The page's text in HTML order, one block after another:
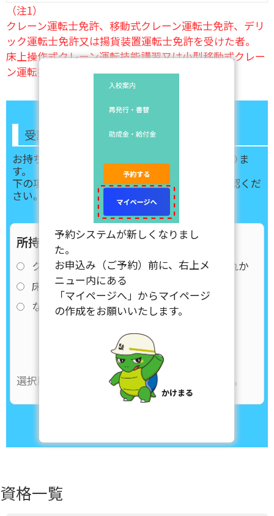
（注1）
クレーン運転士免許、移動式クレーン運転士免許、デリ
ック運転士免許又は揚貨装置運転士免許を受けた者。
床上操作式クレーン運転技能講習又は小型移動式クレー
ン運転技能講習を修了した者。
受講できるコースを確認する
お持ちの免許によって受けられるコースが変わりま
す。
下の項目を選び、あなたに合ったコースをご確認くだ
さい。
所持免許・資格について
クレーン・移動式クレーン運転免許のいずれか
床上操作式クレーン技能講習
なし
選択肢を選んで「確認する」を押してください。
資格一覧
予約システムが新しくなりまし
た。
お申込み（ご予約）前に、右上メ
ニュー内にある
「マイページへ」からマイページ
の作成をお願いいたします。